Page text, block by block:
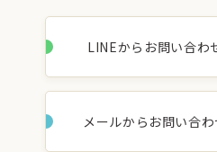
LINEからお問い合わ
メールからお問い合わ